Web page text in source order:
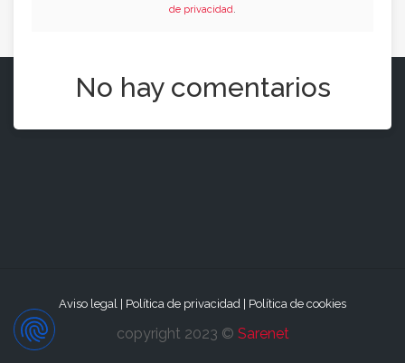
de privacidad.
No hay comentarios
Aviso legal Política de privacidad Política de cookies
copyright 2023 © Sarenet